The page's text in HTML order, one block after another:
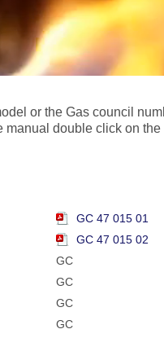
or the Gas council
double click on the
GC 47 015 01
GC 47 015 02
GC
GC
GC
GC